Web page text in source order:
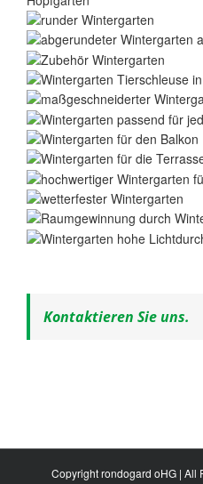
Kontaktieren Sie uns.
Copyright rondogard oHG | All